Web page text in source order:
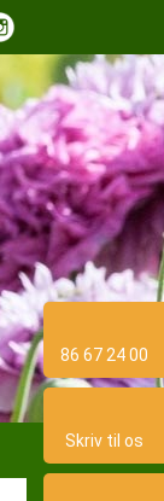
86 67 24 00
Skriv til os​